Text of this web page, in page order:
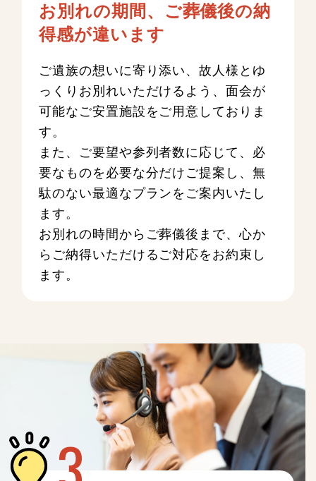
お別れの期間、ご葬儀後の納
得感が違います
ご遺族の想いに寄り添い、故人様とゆ
っくりお別れいただけるよう、面会が
可能なご安置施設をご用意しておりま
す。
また、ご要望や参列者数に応じて、必
要なものを必要な分だけご提案し、無
駄のない最適なプランをご案内いたし
ます。
お別れの時間からご葬儀後まで、心か
らご納得いただけるご対応をお約束し
ます。